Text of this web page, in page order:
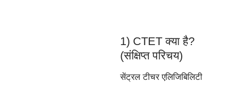
1) CTET क्या है?
(संक्षिप्त परिचय)
सेंट्रल टीचर एलिजिबिलिटी